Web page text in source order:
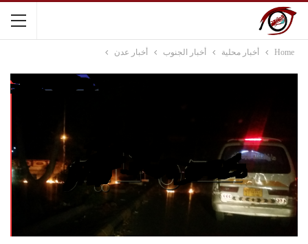
Home أخبار محلية أخبار الجنوب أخبار عدن